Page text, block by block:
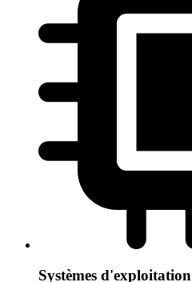
Systèmes d'exploitation